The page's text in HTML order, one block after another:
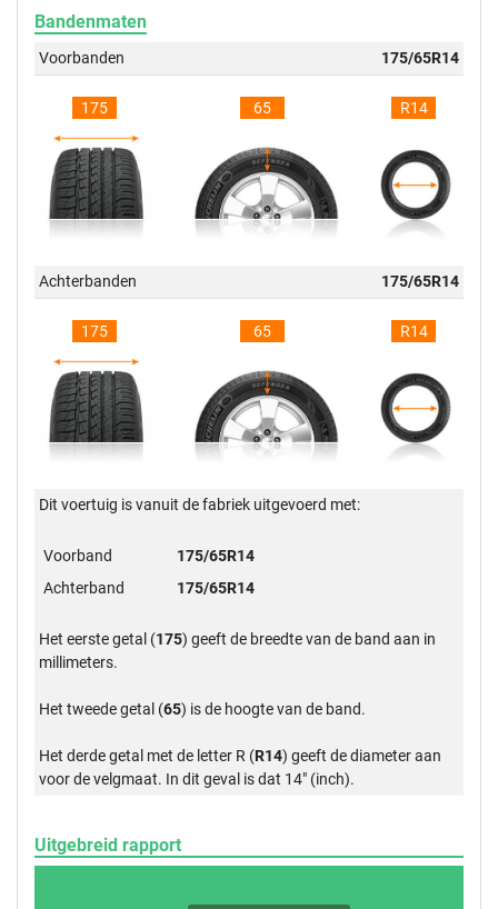
Bandenmaten
Voorbanden 175/65R14
175 65 R14
Achterbanden 175/65R14
175 65 R14
Dit voertuig is vanuit de fabriek uitgevoerd met:
Voorband
175/65R14
Achterband
175/65R14
Het eerste getal (175) geeft de breedte van de band aan in
millimeters.
Het tweede getal (65) is de hoogte van de band.
Het derde getal met de letter R (R14) geeft de diameter aan
voor de velgmaat. In dit geval is dat 14" (inch).
Uitgebreid rapport